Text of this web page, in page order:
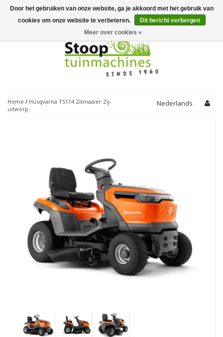
Toggle
navigation
Home / Husqvarna TS114 Zitmaaier Zij-
uitworp
Nederlands
Door het gebruiken van onze website, ga je akkoord met het gebruik van
cookies om onze website te verbeteren.
Dit bericht verbergen
Meer over cookies »